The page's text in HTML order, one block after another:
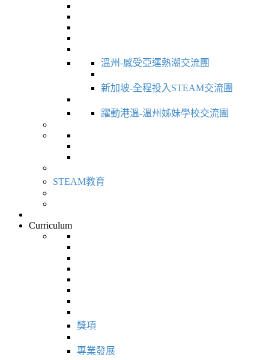
溫州-感受亞運熱潮交流團
新加坡-全程投入STEAM交流團
躍動港溫-溫州姊妹學校交流團
STEAM教育
Curriculum
獎項
專業發展